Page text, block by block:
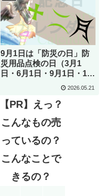
9月1日は「防災の日」防
災用品点検の日（3月1
日・6月1日・9月1日・12
月1日 記念日）～災害への
【何気ない今日は何の
2026.05.21
【PR】えっ？
こんなもの売
っているの？
こんなことで
きるの？